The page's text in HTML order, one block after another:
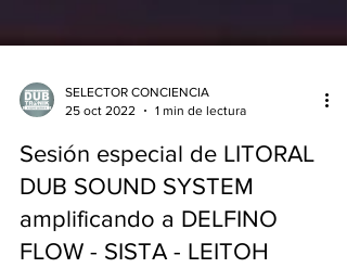
SELECTOR CONCIENCIA
Sesión especial de LITORAL
DUB SOUND SYSTEM
amplificando a DELFINO